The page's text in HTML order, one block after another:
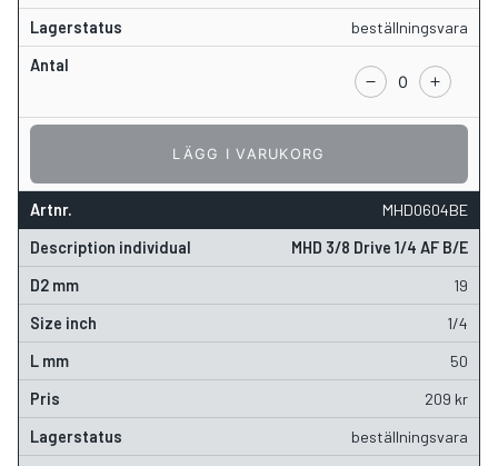
beställningsvara
LÄGG I VARUKORG
MHD0604BE
MHD 3/8 Drive 1/4 AF B/E
19
1/4
50
209 kr
beställningsvara